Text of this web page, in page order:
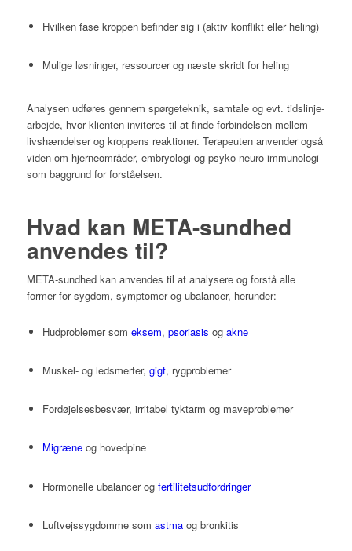
Hvilken fase kroppen befinder sig i (aktiv konflikt eller heling)
Mulige løsninger, ressourcer og næste skridt for heling
Analysen udføres gennem spørgeteknik, samtale og evt. tidslinje-
arbejde, hvor klienten inviteres til at finde forbindelsen mellem
livshændelser og kroppens reaktioner. Terapeuten anvender også
viden om hjerneområder, embryologi og psyko-neuro-immunologi
som baggrund for forståelsen.
Hvad kan META-sundhed
anvendes til?
META-sundhed kan anvendes til at analysere og forstå alle
former for sygdom, symptomer og ubalancer, herunder:
Hudproblemer som eksem, psoriasis og akne
Muskel- og ledsmerter, gigt, rygproblemer
Fordøjelsesbesvær, irritabel tyktarm og maveproblemer
Migræneog hovedpine
Hormonelle ubalancer og fertilitetsudfordringer
Luftvejssygdomme som astmaog bronkitis